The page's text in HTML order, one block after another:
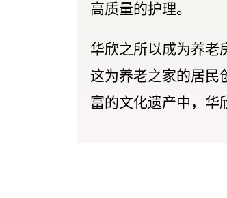
高质量的护理。
华欣之所以成为养老
这为养老之家的居民
富的文化遗产中，华